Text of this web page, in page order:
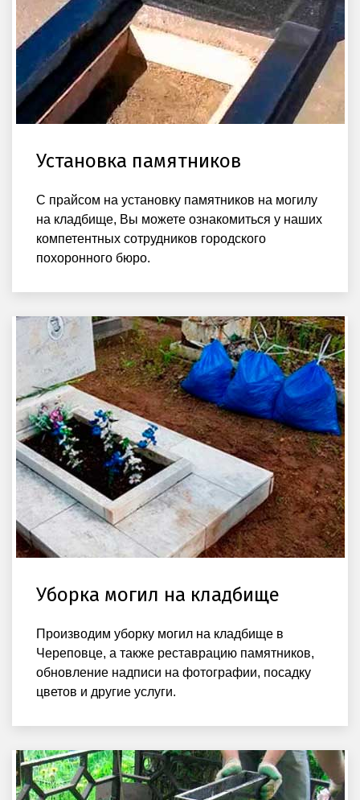
Установка памятников
С прайсом на установку памятников на могилу
на кладбище, Вы можете ознакомиться у наших
компетентных сотрудников городского
похоронного бюро.
Уборка могил на кладбище
Производим уборку могил на кладбище в
Череповце, а также реставрацию памятников,
обновление надписи на фотографии, посадку
цветов и другие услуги.